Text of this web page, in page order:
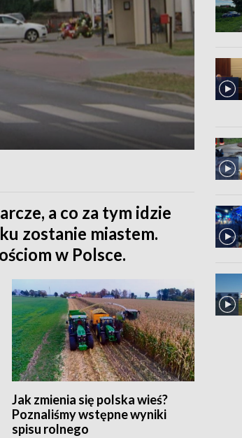
a co za tym idzie
zostanie miastem.
w Polsce.
Jak zmienia się polska wieś?
Poznaliśmy wstępne wyniki
spisu rolnego